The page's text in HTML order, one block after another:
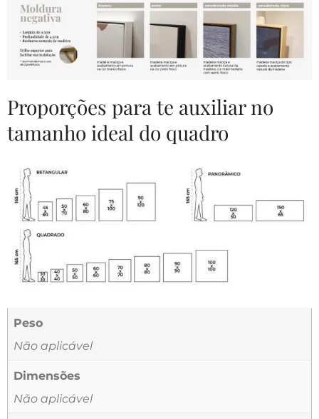
Proporções para te auxiliar no
tamanho ideal do quadro
Peso
Não aplicável
Dimensões
Não aplicável